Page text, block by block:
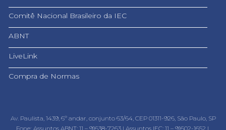
Comitê Nacional Brasileiro da IEC
ABNT
LiveLink
Compra de Normas
Av. Paulista, 1439, 6º andar, conjunto 63/64, CEP 01311-926, São Paulo, SP
Fone: Assuntos ABNT: 11 – 91638-7263 | Assuntos IEC: 11 – 91602-1652 |